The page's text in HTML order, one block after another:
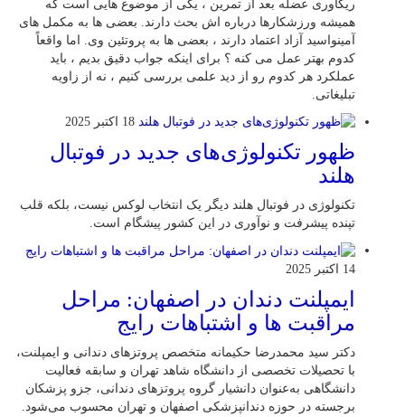
ریکاوری عضله بعد از تمرین ، یکی از موضوع‌ هایی‌ است که
همیشه ورزشکارها درباره‌ اش بحث دارند. بعضی‌ ها به مکمل‌ های
آمینواسید آزاد اعتماد دارند ، بعضی‌ ها به پروتئین وی. اما واقعاً
کدوم بهتر عمل می‌ کنه ؟ برای اینکه جواب دقیق بدیم ، باید
عملکرد هر کدوم رو از دید علمی بررسی کنیم ، نه از زاویه
تبلیغاتی.
18 اکتبر 2025
ظهور تکنولوژی‌های جدید در فوتبال
هلند
تکنولوژی در فوتبال هلند دیگر یک انتخاب لوکس نیست، بلکه قلب
تپنده پیشرفت و نوآوری در این کشور پیشگام است.
14 اکتبر 2025
ایمپلنت دندان در اصفهان: مراحل
مراقبت ها و اشتباهات رایج
دکتر سید محمدرضا حکیمانه متخصص پروتزهای دندانی و ایمپلنت،
با تحصیلات تخصصی از دانشگاه شاهد تهران و سابقه فعالیت
دانشگاهی به‌عنوان دانشیار گروه پروتزهای دندانی، جزو پزشکان
برجسته در حوزه دندانپزشکی اصفهان و تهران محسوب می‌شود.